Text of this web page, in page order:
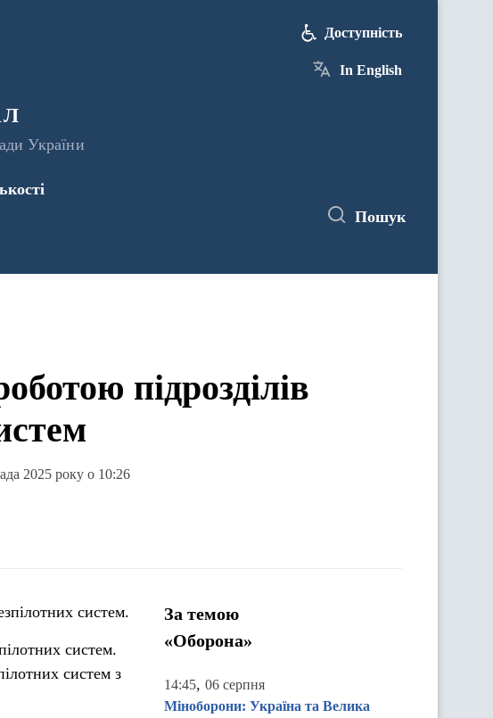
України
Доступність
In English
Пошук
підрозділів
2025 року о 10:26
систем.
систем.
систем з
За темою
«Оборона»
14:45, 06 серпня
Міноборони: Україна та Велика